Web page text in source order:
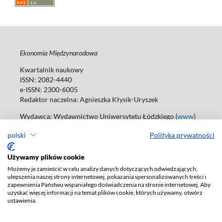
polski Polityka prywatności
Używamy plików cookie
Możemy je zamieścić w celu analizy danych dotyczących odwiedzających,
ulepszenia naszej strony internetowej, pokazania spersonalizowanych treści i
zapewnienia Państwu wspaniałego doświadczenia na stronie internetowej. Aby
uzyskać więcej informacji na temat plików cookie, których używamy, otwórz
ustawienia.
Ekonomia Międzynarodowa
Kwartalnik naukowy
ISSN: 2082-4440
e-ISSN: 2300-6005
Redaktor naczelna: Agnieszka Kłysik-Uryszek
Wydawca: Wydawnictwo Uniwersytetu Łódzkiego (www)
Tel.: 42 235 01 65, fax: 42 66 55 86
Deklaracja dostępności